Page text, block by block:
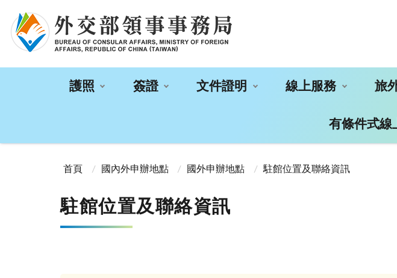
護照 簽證 文件證明 線上服務 旅
有條件式線
首頁
國內外申辦地點 國外申辦地點 駐館位置及聯絡資訊
駐館位置及聯絡資訊